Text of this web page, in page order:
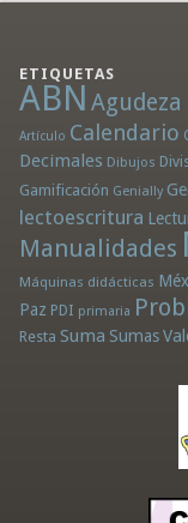
ETIQUETAS
ABN Agudeza
Artículo Calendario
Decimales Dibujos
Gamificación Genially
lectoescritura
Manualidades
Máquinas didácticas
Paz PDI primaria
Resta Suma Sumas